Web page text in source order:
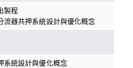
製程
流器共押系統設計與優化概念
系統設計與優化概念